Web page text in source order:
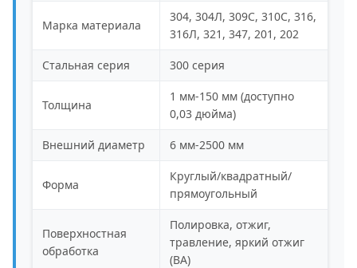
Марка материала
304, 304Л, 309С, 310С, 316,
316Л, 321, 347, 201, 202
Стальная серия 300 серия
Толщина
1 мм-150 мм (доступно
0,03 дюйма)
Внешний диаметр 6 мм-2500 мм
Форма
Круглый/квадратный/
прямоугольный
Поверхностная
обработка
Полировка, отжиг,
травление, яркий отжиг
(BA)